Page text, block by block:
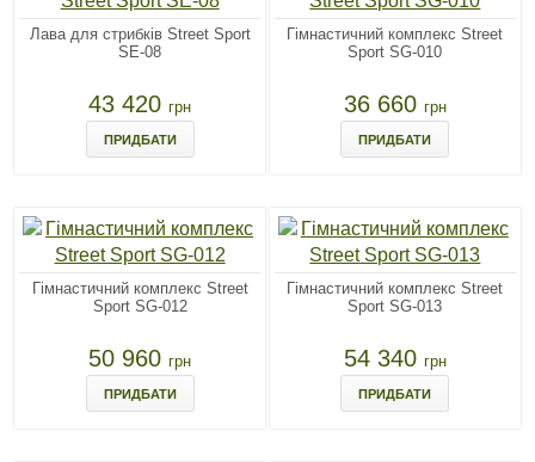
Лава для стрибків Street Sport
SE-08
43 420грн
ПРИДБАТИ
Гімнастичний комплекс Street
Sport SG-010
36 660 грн
ПРИДБАТИ
Гімнастичний комплекс Street
Sport SG-012
50 960грн
ПРИДБАТИ
Гімнастичний комплекс Street
Sport SG-013
54 340 грн
ПРИДБАТИ